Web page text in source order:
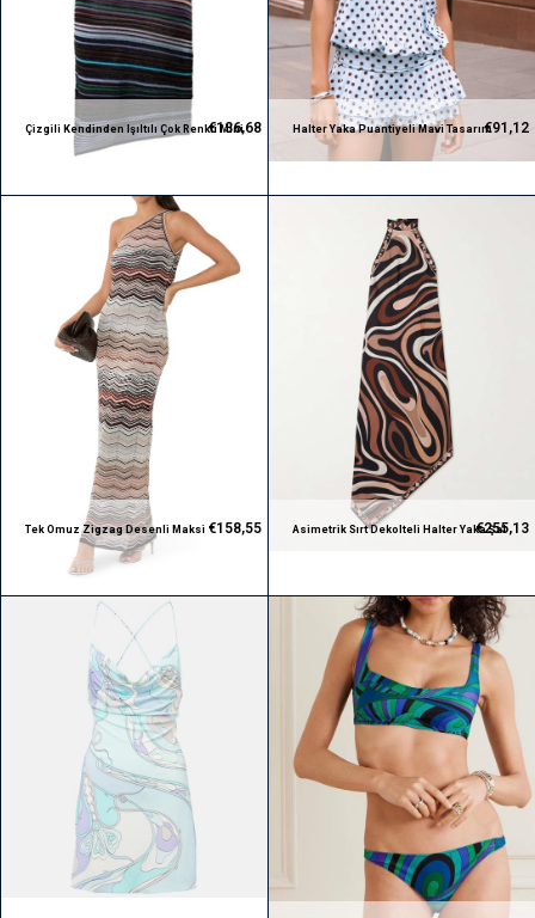
Çizgili Kendinden Işıltılı Çok Renkli Mini
Premium Elbise
€136,68
Halter Yaka Puantiyeli Mavi Tasarım€91,12
Tek Omuz Zigzag Desenli Maksi
Premium Elbise
€158,55
Asimetrik Sırt Dekolteli Halter Yaka Şal
€255,13